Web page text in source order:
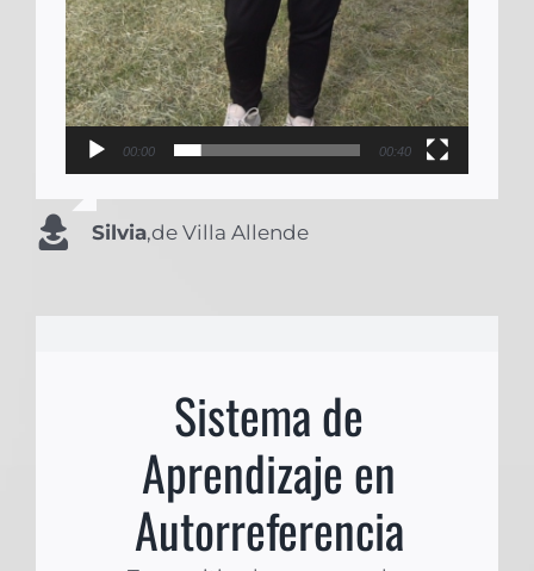
00:00 00:40
Silvia,de Villa Allende
Sistema de
Aprendizaje en
Autorreferencia